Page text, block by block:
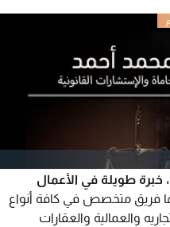
طويلة في الأعمال
فريق متخصص في كافة أنواع
والعمالية والعقارات